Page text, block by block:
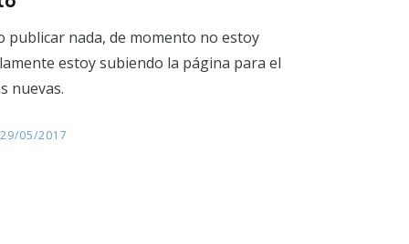
publicar nada, de momento no estoy
estoy subiendo la página para el
nuevas.
29/05/2017